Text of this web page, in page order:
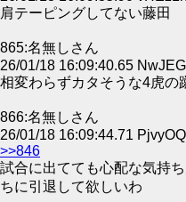
肩テーピングしてない藤田
865:名無しさん
26/01/18 16:09:40.65
相変わらずカタそうな4虎の
866:名無しさん
26/01/18 16:09:44.71
>>846
試合に出てても心配な気持
ちに引退して欲しいわ